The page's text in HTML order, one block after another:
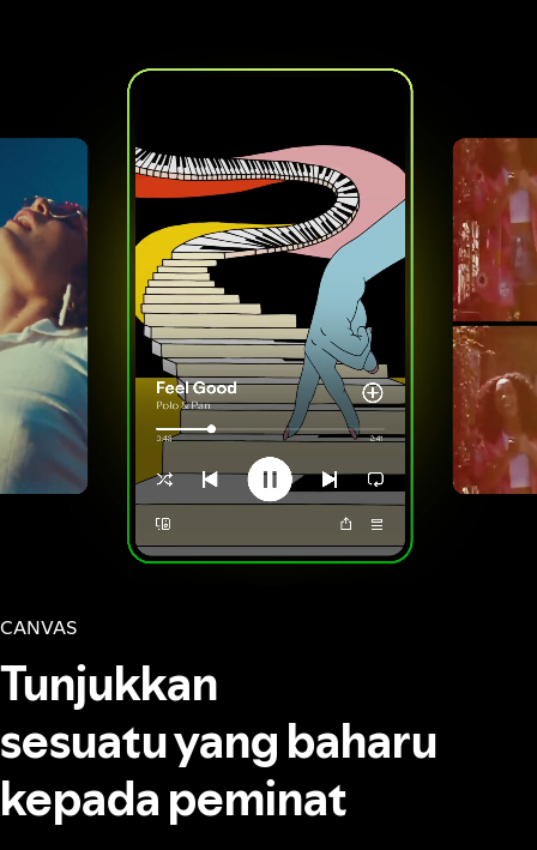
CANVAS
Tunjukkan
sesuatu yang baharu
kepada peminat